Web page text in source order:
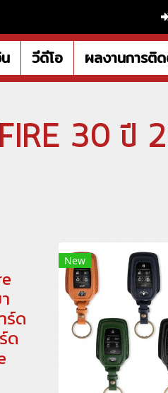
วีดีโอ ผลงานการติ
30 ปี
ร์ด
ด
New